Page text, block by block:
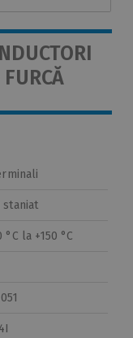
FURCĂ
staniat
°C la +150 °C